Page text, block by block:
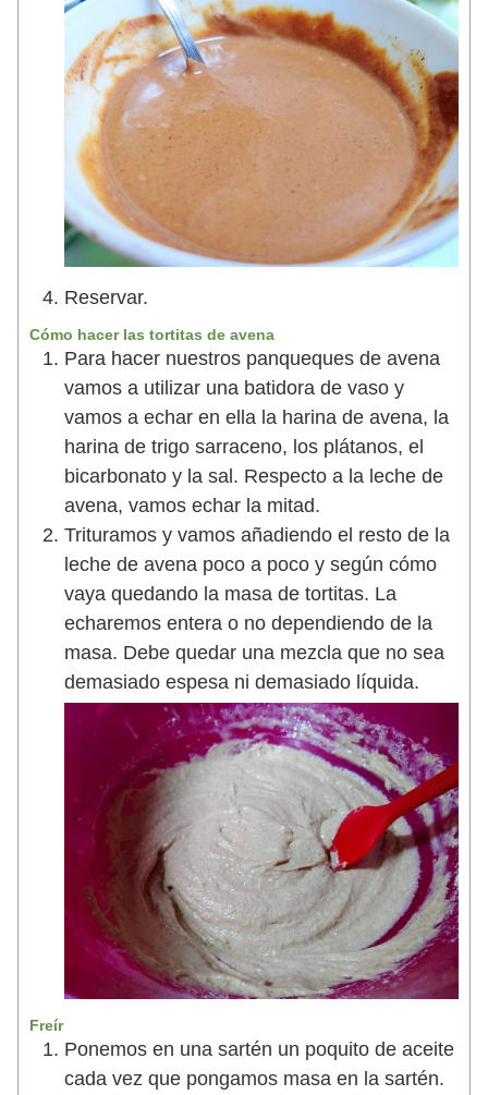
Reservar.
Cómo hacer las tortitas de avena
Para hacer nuestros panqueques de avena
vamos a utilizar una batidora de vaso y
vamos a echar en ella la harina de avena, la
harina de trigo sarraceno, los plátanos, el
bicarbonato y la sal. Respecto a la leche de
avena, vamos echar la mitad.
Trituramos y vamos añadiendo el resto de la
leche de avena poco a poco y según cómo
vaya quedando la masa de tortitas. La
echaremos entera o no dependiendo de la
masa. Debe quedar una mezcla que no sea
demasiado espesa ni demasiado líquida.
Freír
Ponemos en una sartén un poquito de aceite
cada vez que pongamos masa en la sartén.